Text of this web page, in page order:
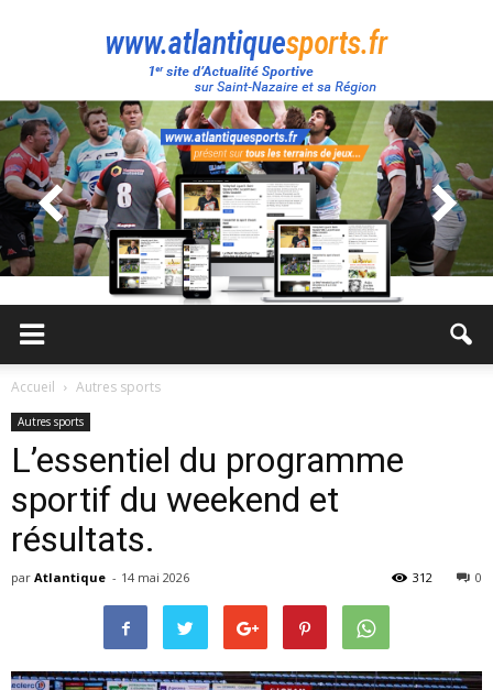
Atlantique
Sport
Accueil Autres sports
Autres sports
L’essentiel du programme
sportif du weekend et
résultats.
par Atlantique - 14 mai 2026 0
312